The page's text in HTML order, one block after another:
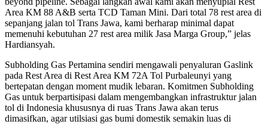
Area KM 88 A&B serta TCD Taman Mini. Dari total 78 rest area di
sepanjang jalan tol Trans Jawa, kami berharap minimal dapat
memenuhi kebutuhan 27 rest area milik Jasa Marga Group,” jelas
Hardiansyah.
Subholding Gas Pertamina sendiri mengawali penyaluran Gaslink
pada Rest Area di Rest Area KM 72A Tol Purbaleunyi yang
bertepatan dengan moment mudik lebaran. Komitmen Subholding
Gas untuk berpartisipasi dalam mengembangkan infrastruktur jalan
tol di Indonesia khususnya di ruas Trans Jawa akan terus
dimasifkan, agar utilsiasi gas bumi domestik semakin luas di